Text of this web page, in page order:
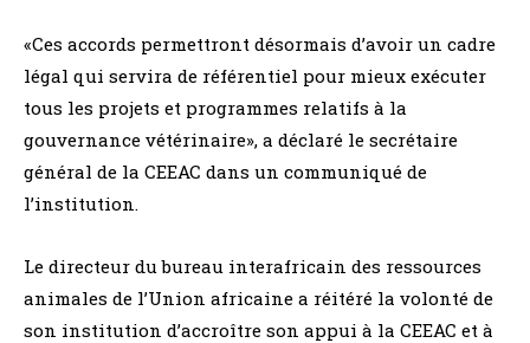
«Ces accords permettront désormais d’avoir un cadre
légal qui servira de référentiel pour mieux exécuter
tous les projets et programmes relatifs à la
gouvernance vétérinaire», a déclaré le secrétaire
général de la CEEAC dans un communiqué de
l’institution.
Le directeur du bureau interafricain des ressources
animales de l’Union africaine a réitéré la volonté de
son institution d’accroître son appui à la CEEAC et à